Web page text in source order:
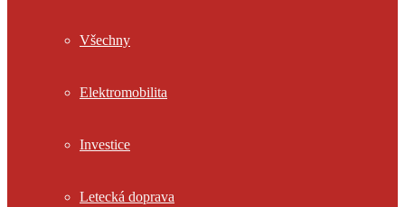
Všechny
Elektromobilita
Investice
Letecká doprava